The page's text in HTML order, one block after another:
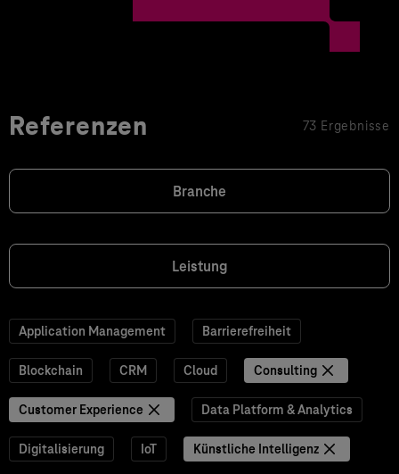
Referenzen 73 Ergebnisse
Branche
Leistung
Application Management Barrierefreiheit
Blockchain CRM Cloud Consulting
Customer Experience Data Platform & Analytics
Digitalisierung IoT Künstliche Intelligenz